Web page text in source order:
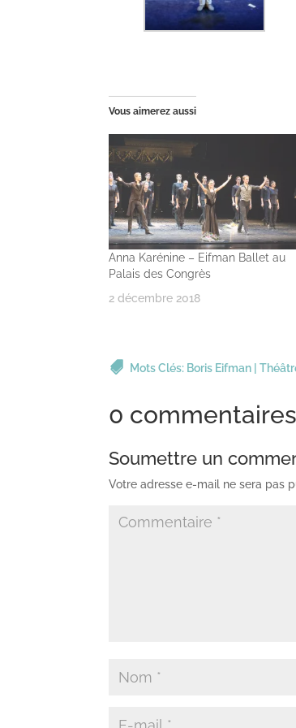
Vous aimerez aussi
Anna Karénine – Eifman Ballet au
Palais des Congrès
2 décembre 2018
Mots Clés: Boris Eifman |
0 commentaires
Soumettre un
Votre adresse e-mail ne sera pas